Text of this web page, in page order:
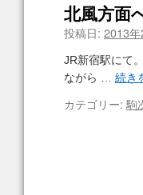
北風方面
投稿日: 2013
JR新宿駅にて
ながら … 続き
カテゴリー: 駒